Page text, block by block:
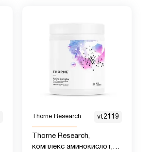
Thorne Research vt2119
Thorne Research,
комплекс аминокислот,